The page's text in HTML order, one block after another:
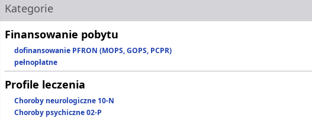
Kategorie
Finansowanie pobytu
dofinansowanie PFRON (MOPS, GOPS, PCPR)
pełnopłatne
Profile leczenia
Choroby neurologiczne 10-N
Choroby psychiczne 02-P